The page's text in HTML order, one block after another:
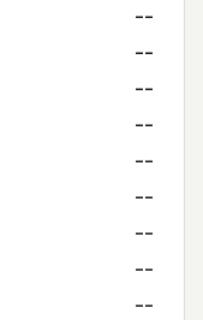
--
--
--
--
--
--
--
--
--